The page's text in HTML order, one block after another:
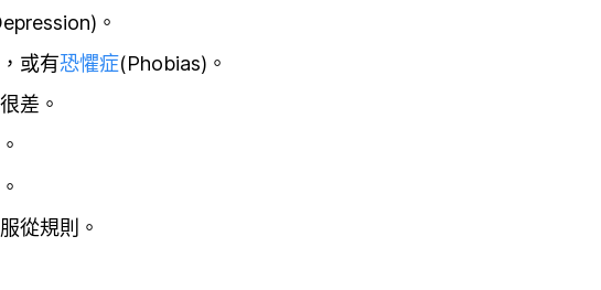
。
或有恐懼症(Phobias)。
很差。
從規則。